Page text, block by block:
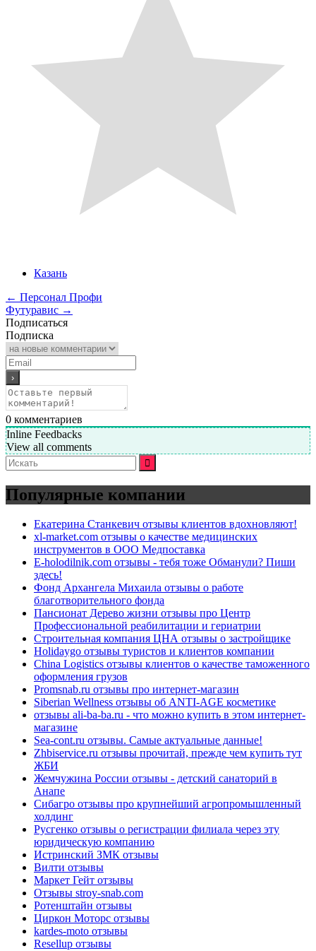
Казань
← Персонал Профи
Футуравис →
Подписаться
Подписка
0 комментариев
Inline Feedbacks
View all comments
Искать:
Популярные компании
Екатерина Станкевич отзывы клиентов вдохновляют!
xl-market.com отзывы о качестве медицинских
инструментов в ООО Медпоставка
E-holodilnik.com отзывы - тебя тоже Обманули? Пиши
здесь!
Фонд Архангела Михаила отзывы о работе
благотворительного фонда
Пансионат Дерево жизни отзывы про Центр
Профессиональной реабилитации и гериатрии
Строительная компания ЦНА отзывы о застройщике
Holidaygo отзывы туристов и клиентов компании
China Logistics отзывы клиентов о качестве таможенного
оформления грузов
Promsnab.ru отзывы про интернет-магазин
Siberian Wellness отзывы об ANTI-AGE косметике
отзывы ali-ba-ba.ru - что можно купить в этом интернет-
магазине
Sea-cont.ru отзывы. Самые актуальные данные!
Zhbiservice.ru отзывы прочитай, прежде чем купить тут
ЖБИ
Жемчужина России отзывы - детский санаторий в
Анапе
Сибагро отзывы про крупнейший агропромышленный
холдинг
Русгенко отзывы о регистрации филиала через эту
юридическую компанию
Истринский ЗМК отзывы
Вилти отзывы
Маркет Гейт отзывы
Отзывы stroy-snab.com
Ротенштайн отзывы
Циркон Моторс отзывы
kardes-moto отзывы
Resellup отзывы